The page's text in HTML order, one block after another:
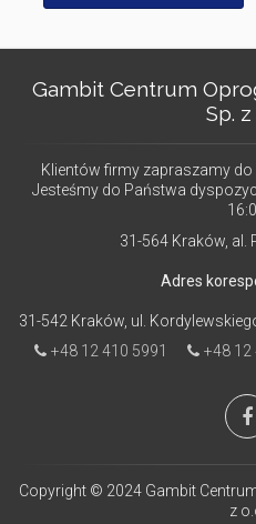
Gambit Centrum
Sp. z
Klientów firmy zapraszamy
Jesteśmy do Państwa
31-564 Kraków, al.
Adres
31-542 Kraków, ul.
+48 12 410 5991
+48 12
Copyright © 2024 Gambit
z